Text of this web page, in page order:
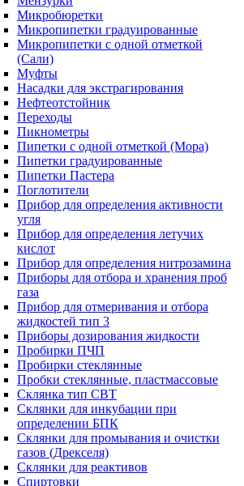
Микробюретки
Микропипетки градуированные
Микропипетки с одной отметкой
(Сали)
Муфты
Насадки для экстрагирования
Нефтеотстойник
Переходы
Пикнометры
Пипетки с одной отметкой (Мора)
Пипетки градуированные
Пипетки Пастера
Поглотители
Прибор для определения активности
угля
Прибор для определения летучих
кислот
Прибор для определения нитрозамина
Приборы для отбора и хранения проб
газа
Прибор для отмеривания и отбора
жидкостей тип 3
Приборы дозирования жидкости
Пробирки ПЧП
Пробирки стеклянные
Пробки стеклянные, пластмассовые
Склянка тип СВТ
Склянки для инкубации при
определении БПК
Склянки для промывания и очистки
газов (Дрекселя)
Склянки для реактивов
Спиртовки